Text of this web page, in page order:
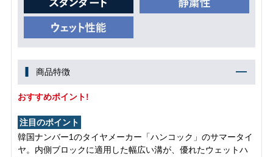
商品特徴
おすすめポイント!
注目のポイント
韓国ナンバー1のタイヤメーカー「ハンコック」のサマータイ
ヤ。内側ブロックに適用した幅広い溝が、優れたウェットハ